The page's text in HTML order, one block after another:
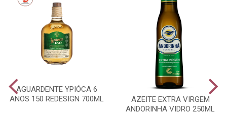
AGUARDENTE YPIÓCA 6
ANOS 150 REDESIGN 700ML
AZEITE EXTRA VIRGEM
ANDORINHA VIDRO 250ML